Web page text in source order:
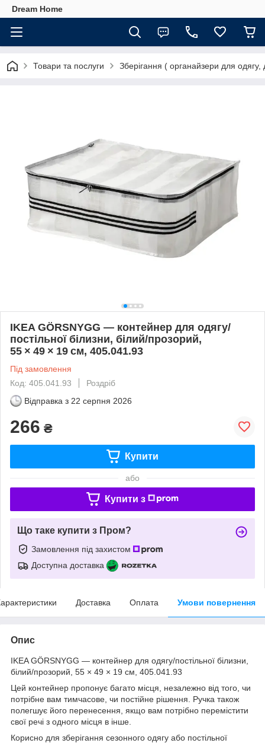
Dream Home
Товари та послуги Зберігання ( органайзери для одягу,
IKEA GÖRSNYGG — контейнер для одягу/
постільної білизни, білий/прозорий,
55 × 49 × 19 см, 405.041.93
Під замовлення
Код: 405.041.93
Роздріб
Відправка з 22 серпня 2026
266 ₴
Купити
або
Купити з
Що таке купити з Пром?
Замовлення під захистом
Доступна доставка
Доставка Оплата Умови повернення
Опис
IKEA GÖRSNYGG — контейнер для одягу/постільної білизни,
білий/прозорий, 55 × 49 × 19 см, 405.041.93
Цей контейнер пропонує багато місця, незалежно від того, чи
потрібне вам тимчасове, чи постійне рішення. Ручка також
полегшує його перенесення, якщо вам потрібно перемістити
свої речі з одного місця в інше.
Корисно для зберігання сезонного одягу або постільної